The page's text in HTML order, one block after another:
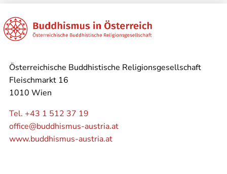
Österreichische Buddhistische Religionsgesellschaft
Fleischmarkt 16
1010 Wien
Tel. +43 1 512 37 19
office@buddhismus-austria.at
www.buddhismus-austria.at